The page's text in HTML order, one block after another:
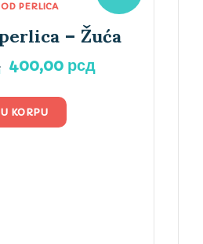
PERLICA
– Žuća
Originalna
je
bila:
400,00 рсдTrenutna
KORPU